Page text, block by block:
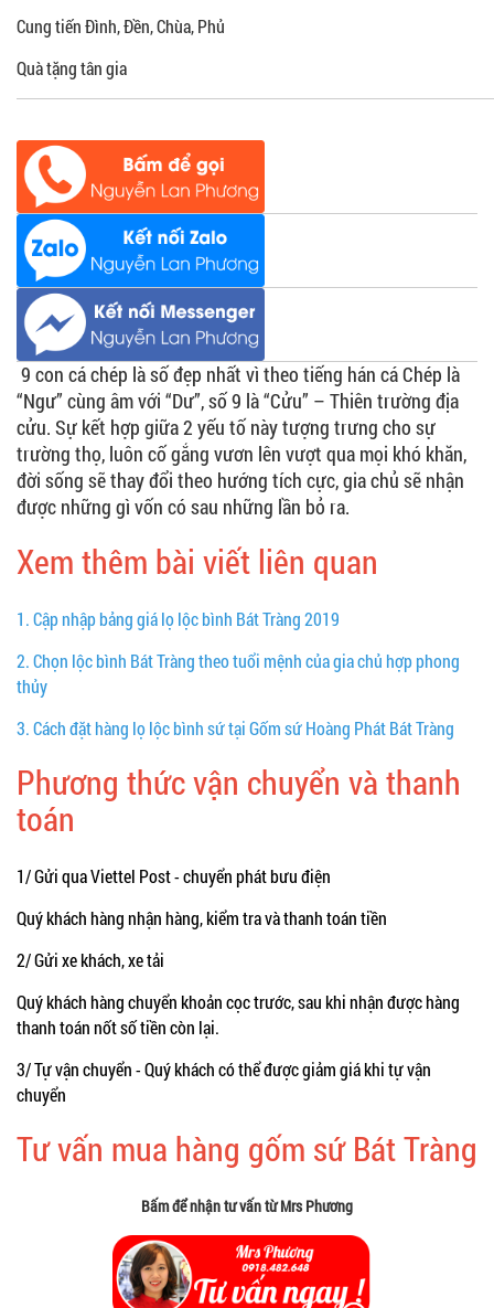
Cung tiến Đình, Đền, Chùa, Phủ
Quà tặng tân gia
9 con cá chép là số đẹp nhất vì theo tiếng hán cá Chép là
“Ngư” cùng âm với “Dư”, số 9 là “Cửu” – Thiên trường địa
cửu. Sự kết hợp giữa 2 yếu tố này tượng trưng cho sự
trường thọ, luôn cố gắng vươn lên vượt qua mọi khó khăn,
đời sống sẽ thay đổi theo hướng tích cực, gia chủ sẽ nhận
được những gì vốn có sau những lần bỏ ra.
Xem thêm bài viết liên quan
1.Cập nhập bảng giá lọ lộc bình Bát Tràng 2019
2.Chọn lộc bình Bát Tràng theo tuổi mệnh của gia chủ hợp phong
thủy
3.Cách đặt hàng lọ lộc bình sứ tại Gốm sứ Hoàng Phát Bát Tràng
Phương thức vận chuyển và thanh
toán
1/ Gửi qua Viettel Post - chuyển phát bưu điện
Quý khách hàng nhận hàng, kiểm tra và thanh toán tiền
2/ Gửi xe khách, xe tải
Quý khách hàng chuyển khoản cọc trước, sau khi nhận được hàng
thanh toán nốt số tiền còn lại.
3/ Tự vận chuyển - Quý khách có thể được giảm giá khi tự vận
chuyển
Tư vấn mua hàng gốm sứ Bát Tràng
Bấm để nhận tư vấn từ Mrs Phương